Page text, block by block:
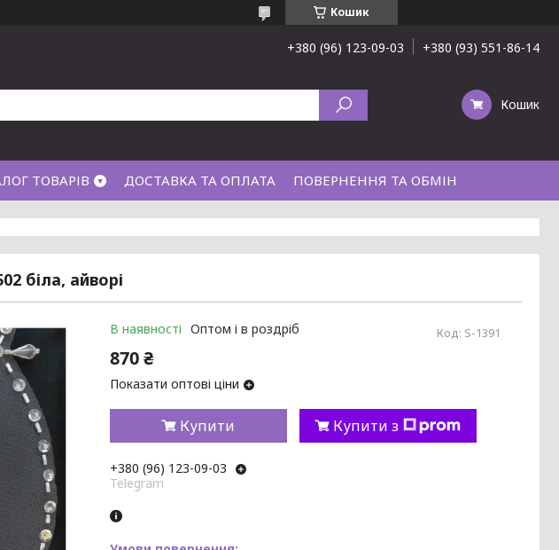
Кошик
+380 (96) 123-09-03 +380 (93) 551-86-14
Кошик
ТОВАРІВ ДОСТАВКА ТА ОПЛАТА ПОВЕРНЕННЯ ТА ОБМІН
біла, айворі
В наявності Оптом і в роздріб Код: S-1391
870 ₴
Показати оптові ціни
Купити Купити з
+380 (96) 123-09-03
Telegram